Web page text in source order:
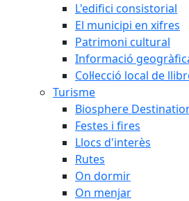
L'edifici consistorial
El municipi en xifres
Patrimoni cultural
Informació
Col·lecció local de
Turisme
Biosphere
Festes i fires
Llocs d'interès
Rutes
On dormir
On menjar